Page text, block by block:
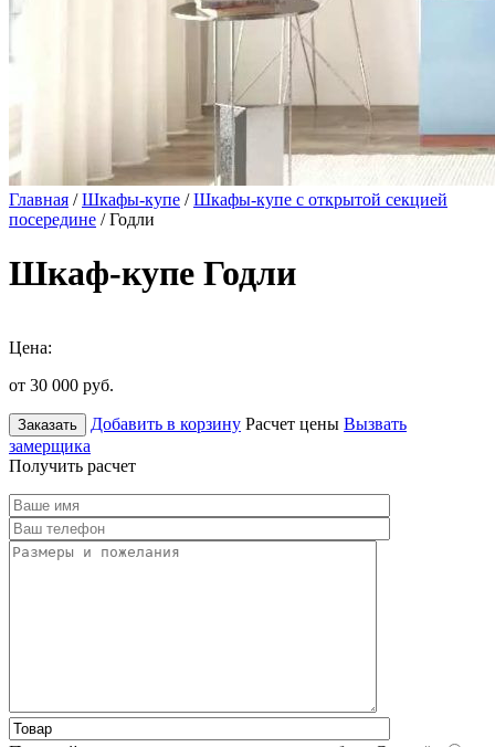
Главная /Шкафы-купе /Шкафы-купе с открытой секцией
посередине / Годли
Шкаф-купе Годли
Цена:
от 30 000 руб.
Заказать Добавить в корзину Расчет цены Вызвать
замерщика
Получить расчет